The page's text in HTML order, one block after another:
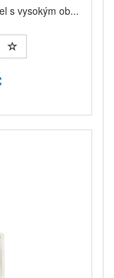
s vysokým ob...